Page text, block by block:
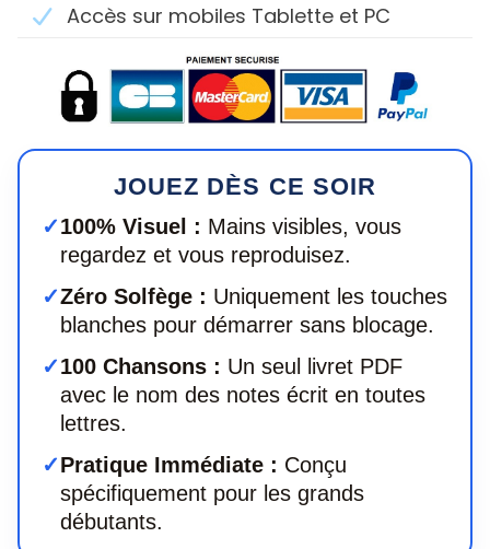
Accès sur mobiles Tablette et PC
JOUEZ DÈS CE SOIR
✓100% Visuel : Mains visibles, vous
regardez et vous reproduisez.
✓Zéro Solfège : Uniquement les touches
blanches pour démarrer sans blocage.
✓100 Chansons : Un seul livret PDF
avec le nom des notes écrit en toutes
lettres.
✓Pratique Immédiate : Conçu
spécifiquement pour les grands
débutants.